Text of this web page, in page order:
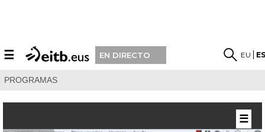
☰ EN DIRECTO EU
PROGRAMAS
☰